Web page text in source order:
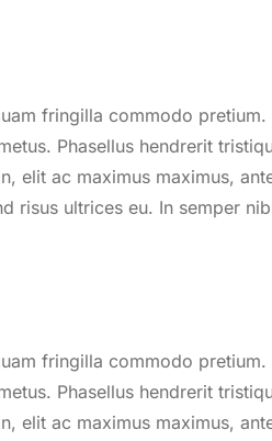
fringilla commodo pretium.
Phasellus hendrerit
elit ac maximus maximus,
ultrices eu. In semper
fringilla commodo pretium.
Phasellus hendrerit
elit ac maximus maximus,